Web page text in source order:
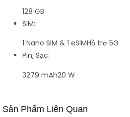
128 GB
SIM:
1 Nano SIM & 1 eSIMHỗ trợ 5G
Pin, Sạc:
3279 mAh20 W
Sản Phẩm Liên Quan